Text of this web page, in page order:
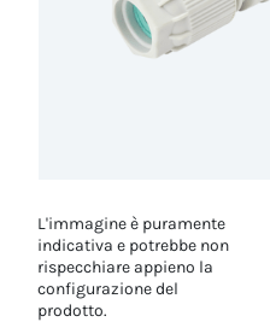
L'immagine è puramente
indicativa e potrebbe non
rispecchiare appieno la
configurazione del
prodotto.